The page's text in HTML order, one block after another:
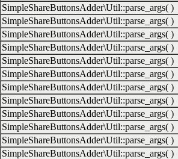
SimpleShareButtonsAdder\Util::parse_args( )
SimpleShareButtonsAdder\Util::parse_args( )
SimpleShareButtonsAdder\Util::parse_args( )
SimpleShareButtonsAdder\Util::parse_args( )
SimpleShareButtonsAdder\Util::parse_args( )
SimpleShareButtonsAdder\Util::parse_args( )
SimpleShareButtonsAdder\Util::parse_args( )
SimpleShareButtonsAdder\Util::parse_args( )
SimpleShareButtonsAdder\Util::parse_args( )
SimpleShareButtonsAdder\Util::parse_args( )
SimpleShareButtonsAdder\Util::parse_args( )
SimpleShareButtonsAdder\Util::parse_args( )